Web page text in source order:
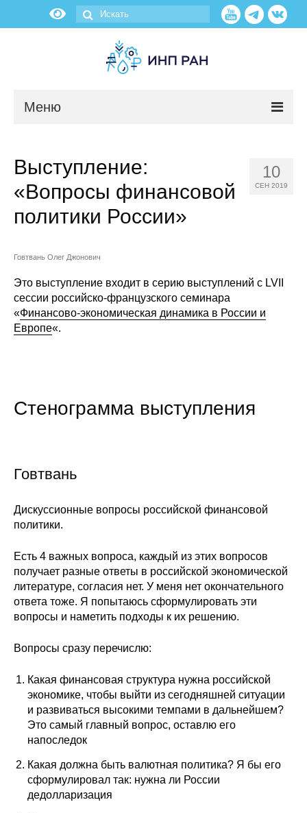
Меню
Об институте
Сотрудники
Материалы для СМИ
Научная жизнь
Издания
О журнале
Номера журналов
Общие требования
Стандарты оформления
Научные труды
О журнале
10
СЕН 2019
Выступление:
«Вопросы финансовой
политики России»
Говтвань Олег Джонович
Это выступление входит в серию выступлений с LVII
сессии российско-французского семинара
«Финансово-экономическая динамика в России и
Европе«.
Cтенограмма выступления
Говтвань
Дискуссионные вопросы российской финансовой
политики.
Есть 4 важных вопроса, каждый из этих вопросов
получает разные ответы в российской экономической
литературе, согласия нет. У меня нет окончательного
ответа тоже. Я попытаюсь сформулировать эти
вопросы и наметить подходы к их решению.
Вопросы сразу перечислю:
Какая финансовая структура нужна российской
экономике, чтобы выйти из сегодняшней ситуации
и развиваться высокими темпами в дальнейшем?
Это самый главный вопрос, оставлю его
напоследок
Какая должна быть валютная политика? Я бы его
сформулировал так: нужна ли России
дедолларизация